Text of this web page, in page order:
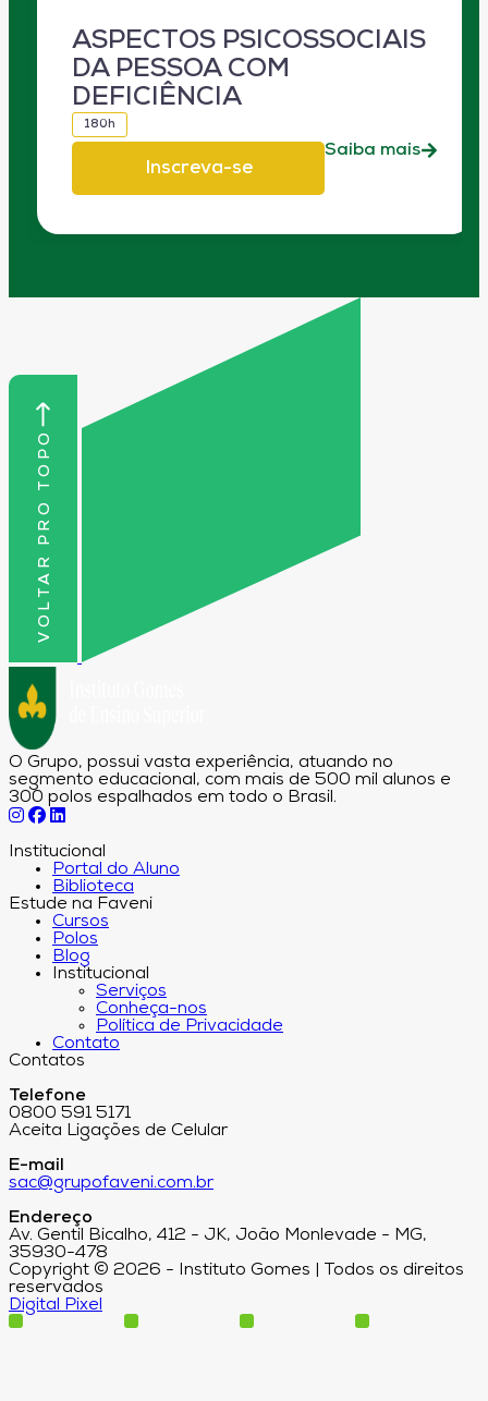
ASPECTOS PSICOSSOCIAIS
DA PESSOA COM
DEFICIÊNCIA
180h
Inscreva-se
Saiba mais
VOLTAR PRO TOPO
O Grupo, possui vasta experiência, atuando no
segmento educacional, com mais de 500 mil alunos e
300 polos espalhados em todo o Brasil.
Institucional
Portal do Aluno
Biblioteca
Estude na Faveni
Cursos
Polos
Blog
Institucional
Serviços
Conheça-nos
Política de Privacidade
Contato
Contatos
Telefone
0800 591 5171
Aceita Ligações de Celular
E-mail
sac@grupofaveni.com.br
Endereço
Av. Gentil Bicalho, 412 - JK, João Monlevade - MG,
35930-478
Copyright © 2026 - Instituto Gomes | Todos os direitos
reservados
Digital Pixel